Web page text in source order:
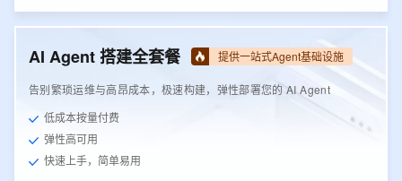
AI Agent 搭建全套餐 提供一站式Agent基础设施
告别繁琐运维与高昂成本，极速构建，弹性部署您的 AI Agent
低成本按量付费
弹性高可用
快速上手，简单易用